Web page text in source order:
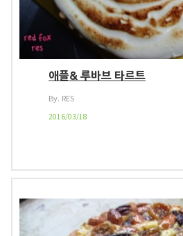
애플& 루바브 타르트
By. RES
2016/03/18